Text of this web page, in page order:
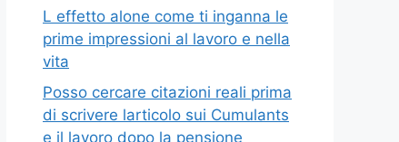
L effetto alone come ti inganna le
prime impressioni al lavoro e nella
vita
Posso cercare citazioni reali prima
di scrivere larticolo sui Cumulants
e il lavoro dopo la pensione